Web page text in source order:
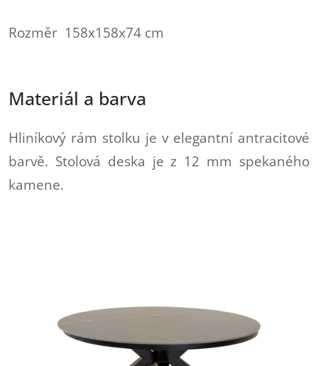
Rozměr 158x158x74 cm
Materiál a barva
Hliníkový rám stolku je v elegantní antracitové
barvě. Stolová deska je z 12 mm spekaného
kamene.